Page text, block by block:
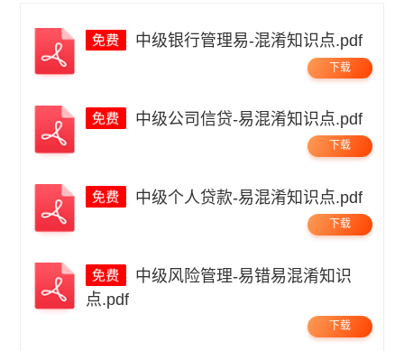
中级银行管理易-混淆知识点.pdf
下载
中级公司信贷-易混淆知识点.pdf
下载
中级个人贷款-易混淆知识点.pdf
下载
点.pdf
下载